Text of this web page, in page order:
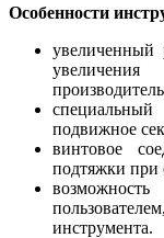
Особенности
увеличенный
подвижное
винтовое
подтяжки при
инструмента.